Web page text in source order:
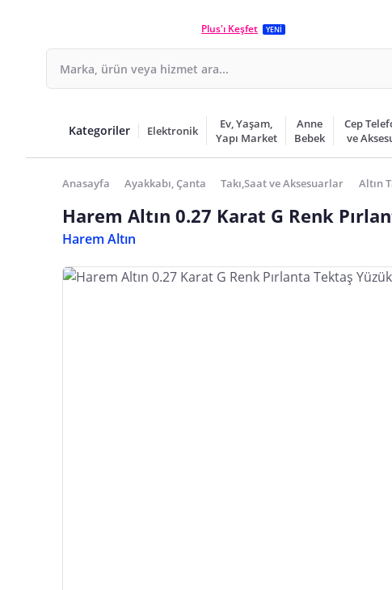
Plus'ı Keşfet YENİ
Kategoriler Elektronik
Ev, Yaşam,
Yapı Market
Anne
Bebek
Cep
ve
Anasayfa Ayakkabı, Çanta Takı,Saat ve Aksesuarlar Altın
Harem Altın 0.27 Karat G Renk
Harem Altın